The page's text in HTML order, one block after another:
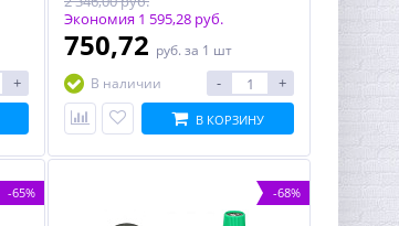
+
Экономия 1 595,28 руб.
750,72 руб. за 1 шт
В наличии
- +
В КОРЗИНУ
-65% -68%